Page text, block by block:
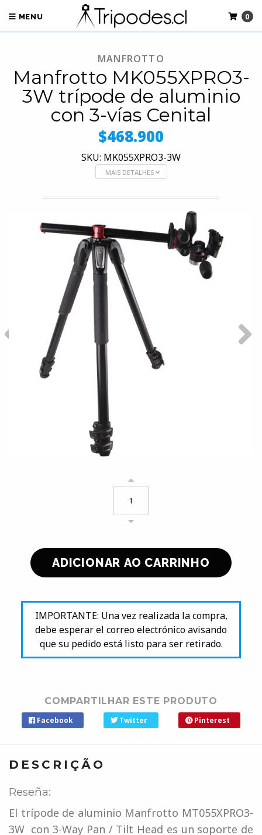
MENU 0
MANFROTTO
Manfrotto MK055XPRO3-
3W trípode de aluminio
con 3-vías Cenital
$468.900
SKU: MK055XPRO3-3W
MAIS DETALHES
IMPORTANTE: Una vez realizada la compra,
debe esperar el correo electrónico avisando
que su pedido está listo para ser retirado.
COMPARTILHAR ESTE PRODUTO
Facebook Twitter Pinterest
DESCRIÇÃO
Reseña:
El trípode de aluminio Manfrotto MT055XPRO3-
3W con 3-Way Pan / Tilt Head es un soporte de